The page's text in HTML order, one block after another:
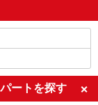
ートを探す